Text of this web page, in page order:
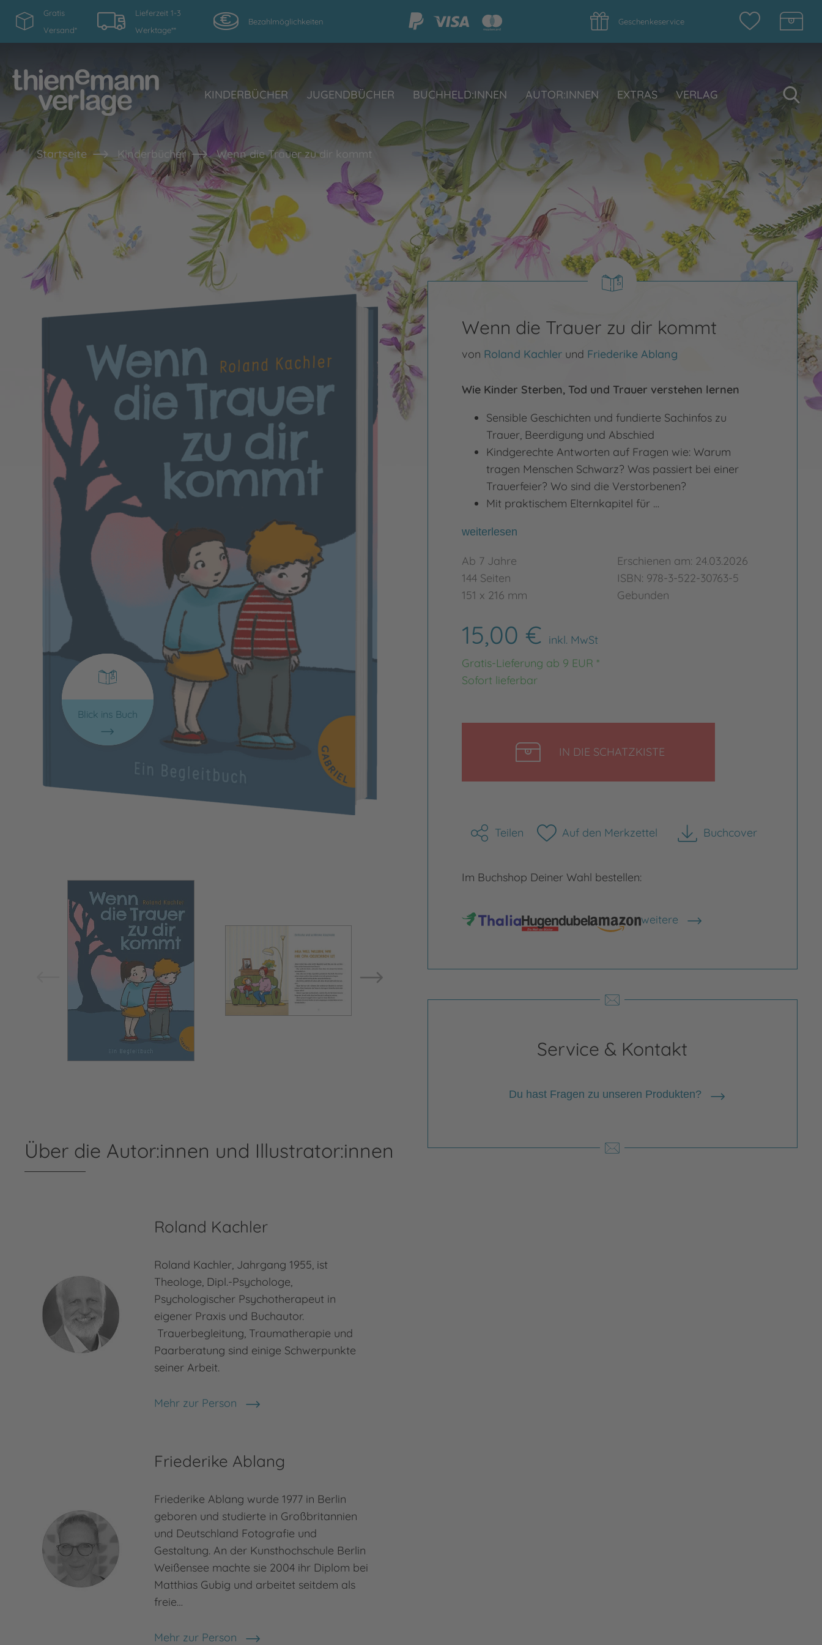
Gratis
Versand*
Lieferzeit 1-3
Werktage**
Bezahlmöglichkeiten Geschenkeservice
KINDERBÜCHER JUGENDBÜCHER BUCHHELD:INNEN AUTOR:INNEN EXTRAS VERLAG
Startseite Kinderbücher Wenn die Trauer zu dir kommt
Blick ins Buch
Bild vergrößern
Wenn die Trauer zu dir kommt
von Roland Kachlerund Friederike Ablang
Wie Kinder Sterben, Tod und Trauer verstehen lernen
Sensible Geschichten und fundierte Sachinfos zu
Trauer, Beerdigung und Abschied
Kindgerechte Antworten auf Fragen wie: Warum
tragen Menschen Schwarz? Was passiert bei einer
Trauerfeier? Wo sind die Verstorbenen?
Mit praktischem Elternkapitel für …
weiterlesen
Ab 7 Jahre
144 Seiten
151 x 216 mm
Erschienen am: 24.03.2026
ISBN: 978-3-522-30763-5
Gebunden
15,00 € inkl. MwSt
Gratis-Lieferung ab 9 EUR *
Sofort lieferbar
IN DIE SCHATZKISTE
Teilen Auf den Merkzettel Buchcover
herunterladen
Im Buchshop Deiner Wahl bestellen:
weitere
Shops anzeigen
Service & Kontakt
Du hast Fragen zu unseren Produkten?
Über die Autor:innen und Illustrator:innen
Roland Kachler
Roland Kachler, Jahrgang 1955, ist
Theologe, Dipl.-Psychologe,
Psychologischer Psychotherapeut in
eigener Praxis und Buchautor.
Trauerbegleitung, Traumatherapie und
Paarberatung sind einige Schwerpunkte
seiner Arbeit.
Mehr zur Person
Roland Kachler
Friederike Ablang
Friederike Ablang wurde 1977 in Berlin
geboren und studierte in Großbritannien
und Deutschland Fotografie und
Gestaltung. An der Kunsthochschule Berlin
Weißensee machte sie 2004 ihr Diplom bei
Matthias Gubig und arbeitet seitdem als
freie…
Mehr zur Person